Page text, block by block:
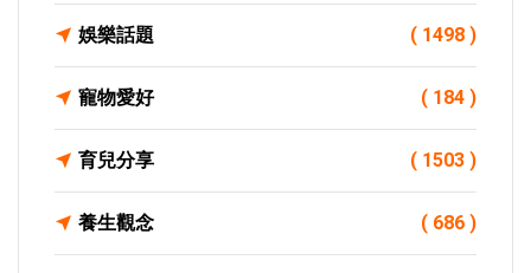
娛樂話題 ( 1498 )
寵物愛好 ( 184 )
育兒分享 ( 1503 )
養生觀念 ( 686 )